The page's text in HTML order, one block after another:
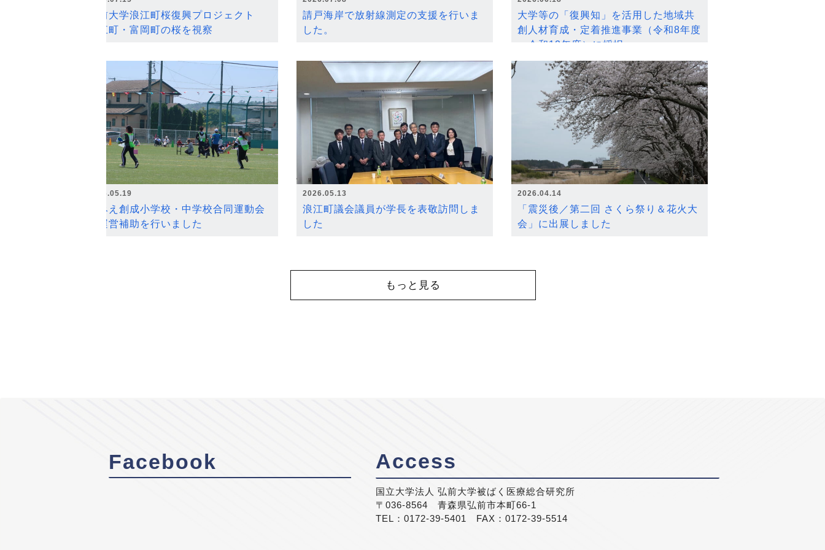
弘前大学浪江町桜復興プロジェクト
浪江町・富岡町の桜を視察
請戸海岸で放射線測定の支援を行いま
した。
大学等の「復興知」を活用した地域共
創人材育成・定着推進事業（令和8年度
～令和12年度）に採択
2026.05.19
なみえ創成小学校・中学校合同運動会
の運営補助を行いました
2026.05.13
浪江町議会議員が学長を表敬訪問しま
した
2026.04.14
「震災後／第二回 さくら祭り＆花火大
会」に出展しました
もっと見る
Facebook Access
国立大学法人 弘前大学被ばく医療総合研究所
〒036-8564 青森県弘前市本町66-1
TEL：0172-39-5401 FAX：0172-39-5514